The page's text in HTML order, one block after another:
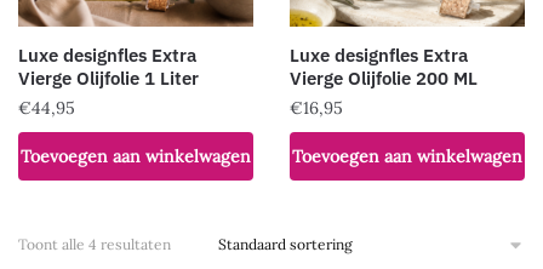
op
productpagina
Luxe designfles Extra
Vierge Olijfolie 1 Liter
€44,95
Toevoegen aan winkelwagen
Luxe designfles Extra
Vierge Olijfolie 200 ML
€16,95
Toevoegen aan winkelwagen
Toont alle 4 resultaten